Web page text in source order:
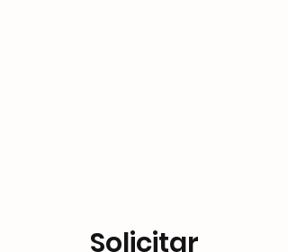
Solicitar